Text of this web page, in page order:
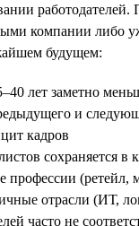
работодателей.
компании либо
будущем:
лет заметно
и
кадров
сохраняется в
профессии (ретейл,
отрасли (ИТ,
часто не